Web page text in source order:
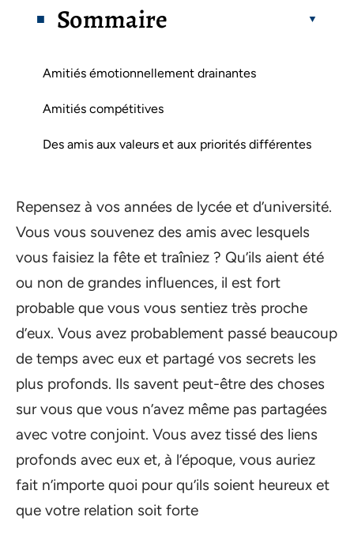
Sommaire
Amitiés émotionnellement drainantes
Amitiés compétitives
Des amis aux valeurs et aux priorités différentes
Repensez à vos années de lycée et d’université.
Vous vous souvenez des amis avec lesquels
vous faisiez la fête et traîniez ? Qu’ils aient été
ou non de grandes influences, il est fort
probable que vous vous sentiez très proche
d’eux. Vous avez probablement passé beaucoup
de temps avec eux et partagé vos secrets les
plus profonds. Ils savent peut-être des choses
sur vous que vous n’avez même pas partagées
avec votre conjoint. Vous avez tissé des liens
profonds avec eux et, à l’époque, vous auriez
fait n’importe quoi pour qu’ils soient heureux et
que votre relation soit forte